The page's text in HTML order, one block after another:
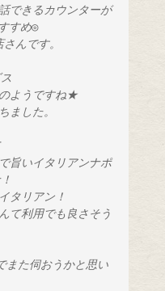
すめ◎
んです。
ようですね★
ました。
タリアン！
また伺おうかと思い